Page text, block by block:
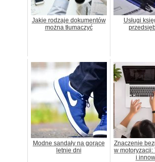
Jakie rodzaje dokumentów
można tłumaczyć
Usługi
Modne sandały na gorące
letnie dni
Znaczenie
w motoryzacji:
i